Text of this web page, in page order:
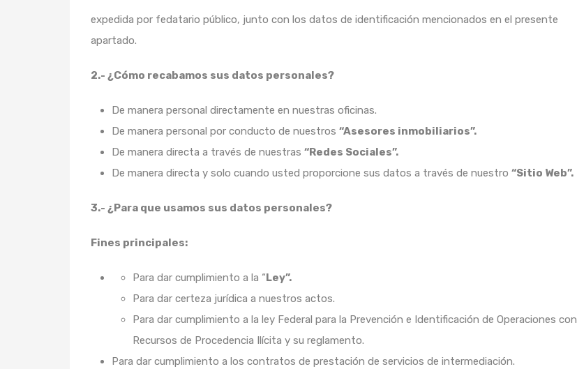
expedida por fedatario público, junto con los datos de identificación mencionados en el presente
apartado.
2.- ¿Cómo recabamos sus datos personales?
De manera personal directamente en nuestras oficinas.
De manera personal por conducto de nuestros “Asesores inmobiliarios”.
De manera directa a través de nuestras “Redes Sociales”.
De manera directa y solo cuando usted proporcione sus datos a través de nuestro “Sitio Web”.
3.- ¿Para que usamos sus datos personales?
Fines principales:
Para dar cumplimiento a la “Ley”.
Para dar certeza jurídica a nuestros actos.
Para dar cumplimiento a la ley Federal para la Prevención e Identificación de Operaciones con
Recursos de Procedencia Ilícita y su reglamento.
Para dar cumplimiento a los contratos de prestación de servicios de intermediación.